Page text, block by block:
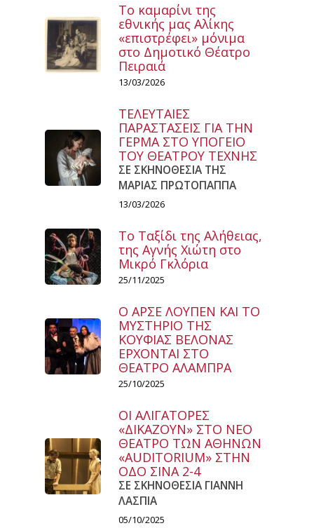
Το καμαρίνι της
εθνικής μας Αλίκης
«επιστρέφει» μόνιμα
στο Δημοτικό Θέατρο
Πειραιά
13/03/2026
ΤΕΛΕΥΤΑΙΕΣ
ΠΑΡΑΣΤΑΣΕΙΣ ΓΙΑ ΤΗΝ
ΓΕΡΜΑ ΣΤΟ ΥΠΟΓΕΙΟ
ΤΟΥ ΘΕΑΤΡΟΥ ΤΕΧΝΗΣ
ΣΕ ΣΚΗΝΟΘΕΣΙΑ ΤΗΣ
ΜΑΡΙΑΣ ΠΡΩΤΟΠΑΠΠΑ
13/03/2026
Το Ταξίδι της Αλήθειας,
της Αγνής Χιώτη στο
Μικρό Γκλόρια
25/11/2025
Ο ΑΡΣΕ ΛΟΥΠΕΝ ΚΑΙ ΤΟ
ΜΥΣΤΗΡΙΟ ΤΗΣ
ΚΟΥΦΙΑΣ ΒΕΛΟΝΑΣ
ΕΡΧΟΝΤΑΙ ΣΤΟ
ΘΕΑΤΡΟ ΑΛΑΜΠΡΑ
25/10/2025
ΟΙ ΑΛΙΓΑΤΟΡΕΣ
«ΔΙΚΑΖΟΥΝ» ΣΤΟ ΝΕΟ
ΘΕΑΤΡΟ ΤΩΝ ΑΘΗΝΩΝ
«AUDITORIUM» ΣΤΗΝ
ΟΔΟ ΣΙΝΑ 2-4
ΣΕ ΣΚΗΝΟΘΕΣΙΑ ΓΙΑΝΝΗ
ΛΑΣΠΙΑ
05/10/2025